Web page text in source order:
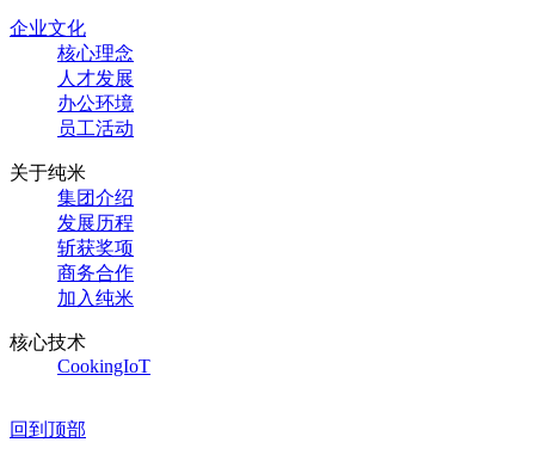
企业文化
核心理念
人才发展
办公环境
员工活动
关于纯米
集团介绍
发展历程
斩获奖项
商务合作
加入纯米
核心技术
CookingIoT
回到顶部